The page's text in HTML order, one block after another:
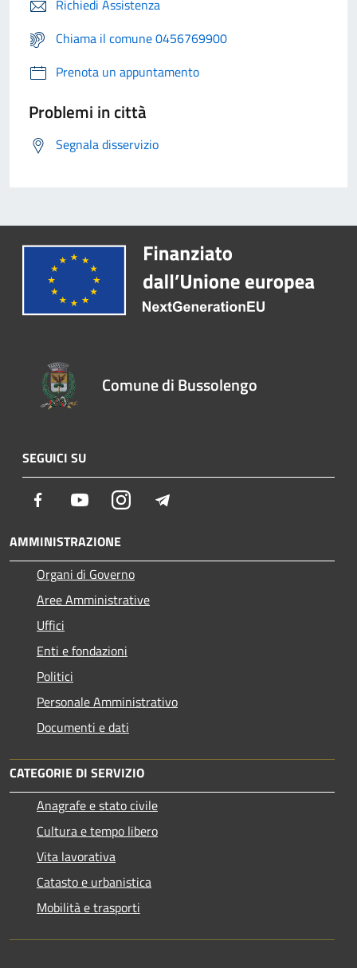
Richiedi Assistenza
Chiama il comune 0456769900
Prenota un appuntamento
Problemi in città
Segnala disservizio
Comune di Bussolengo
SEGUICI SU
Facebook YoutubeInstagram
AMMINISTRAZIONE
Organi di Governo
Aree Amministrative
Uffici
Enti e fondazioni
Politici
Personale Amministrativo
Documenti e dati
CATEGORIE DI SERVIZIO
Anagrafe e stato civile
Cultura e tempo libero
Vita lavorativa
Catasto e urbanistica
Mobilità e trasporti